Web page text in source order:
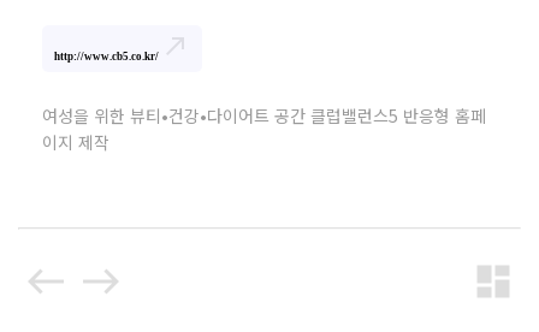
http://www.cb5.co.kr/ north_east
여성을 위한 뷰티•건강•다이어트 공간 클럽밸런스5 반응형 홈페
이지 제작
west east dashboard